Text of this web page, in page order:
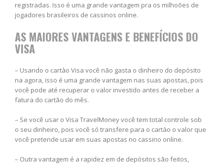
registradas. Isso é uma grande vantagem pra os milhoões de
jogadores brasileiros de cassinos online.
AS MAIORES VANTAGENS E BENEFÍCIOS DO
VISA
– Usando o cartào Visa você não gasta o dinheiro do depósito
na agora, isso é uma grande vantagem nas suas apostas, pois
você pode até recuperar o valor investido antes de receber a
fatura do cartão do mês.
– Se você usar o Visa TravelMoney você tem total controle sob
o seu dinheiro, pois você só transfere para o cartào o valor que
você pretende usar em suas apostas no cassino online.
– Outra vantagem é a rapidez em de depósitos são feitos,